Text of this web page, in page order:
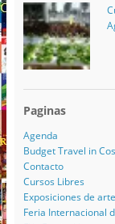
Paginas
Agenda
Budget Travel in
Contacto
Cursos Libres
Exposiciones de arte
Feria Internacional